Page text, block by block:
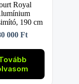
Royal
190 cm
000Ft